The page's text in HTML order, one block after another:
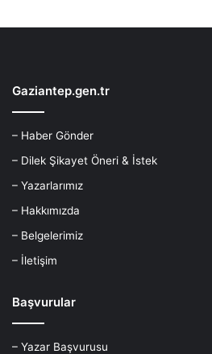
Gaziantep.gen.tr
– Haber Gönder
– Dilek Şikayet Öneri & İstek
– Yazarlarımız
– Hakkımızda
– Belgelerimiz
– İletişim
Başvurular
– Yazar Başvurusu